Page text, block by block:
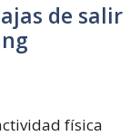
de salir
física